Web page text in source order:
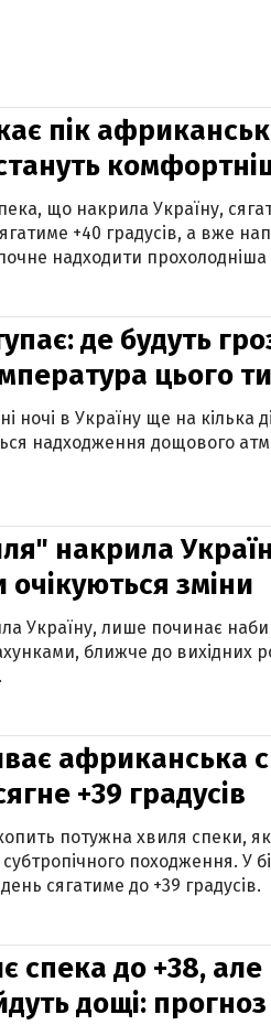
пік
що накрила Україну,
+40 градусів, а вже
надходити прохолодніша
де будуть
цього
ночі в Україну ще на кілька
надходження дощового
накрила
очікуються зміни
Україну, лише починає
ближче до вихідних
африканська
+39 градусів
потужна хвиля спеки,
походження. У
сягатиме до +39 градусів.
спека до +38, але
дощі: